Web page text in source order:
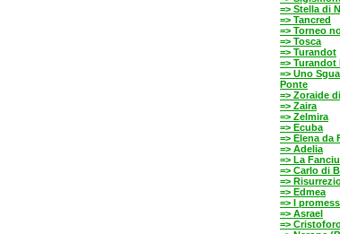
=> Stella di
=> Tancred
=> Torneo
=> Tosca
=> Turandot
=> Turandot
=> Uno
Ponte
=> Zoraide
=> Zaira
=> Zelmira
=> Ecuba
=> Elena da
=> Adelia
=> La
=> Carlo di
=>
=> Edmea
=> I
=> Asrael
=>